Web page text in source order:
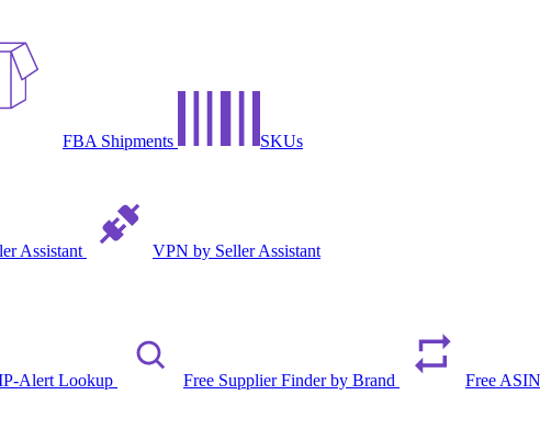
FBA Shipments
SKUs
Assistant
VPN by Seller Assistant
Alert Lookup Free Supplier Finder by Brand Free